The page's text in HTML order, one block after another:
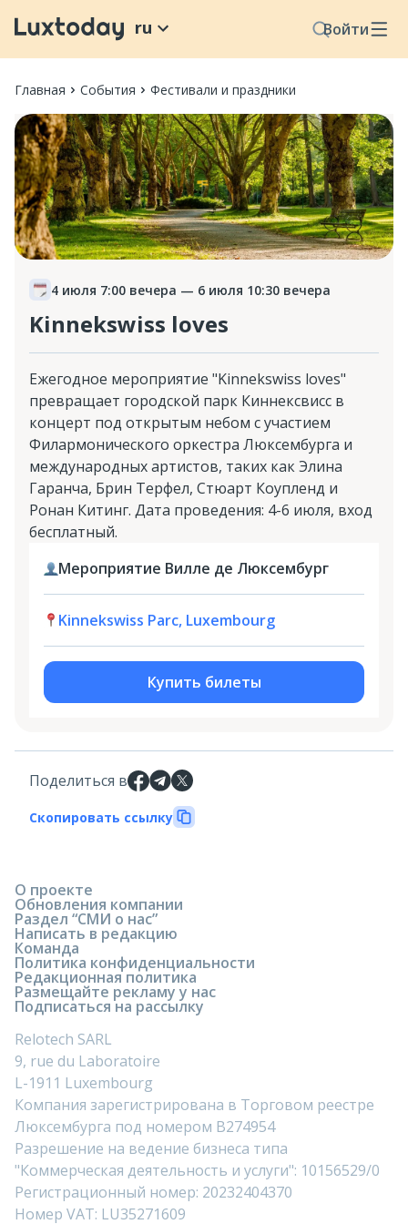
Войти
ru
Главная События Фестивали и праздники
4 июля 7:00 вечера — 6 июля 10:30 вечера
Kinnekswiss loves
Ежегодное мероприятие "Kinnekswiss loves"
превращает городской парк Киннексвисс в
концерт под открытым небом с участием
Филармонического оркестра Люксембурга и
международных артистов, таких как Элина
Гаранча, Брин Терфел, Стюарт Коупленд и
Ронан Китинг. Дата проведения: 4-6 июля, вход
бесплатный.
Мероприятие Вилле де Люксембург
Kinnekswiss Parc, Luxembourg
Купить билеты
Поделиться в
Скопировать ссылку
О проекте
Обновления компании
Раздел “СМИ о нас”
Написать в редакцию
Команда
Политика конфиденциальности
Редакционная политика
Размещайте рекламу у нас
Подписаться на рассылку
Relotech SARL
9, rue du Laboratoire
L-1911 Luxembourg
Компания зарегистрирована в Торговом реестре
Люксембурга под номером B274954
Разрешение на ведение бизнеса типа
"Коммерческая деятельность и услуги": 10156529/0
Регистрационный номер: 20232404370
Номер VAT: LU35271609